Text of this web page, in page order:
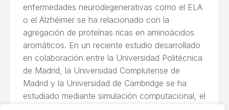
enfermedades neurodegenerativas como el ELA
o el Alzhéimer se ha relacionado con la
agregación de proteínas ricas en aminoácidos
aromáticos. En un reciente estudio desarrollado
en colaboración entre la Universidad Politécnica
de Madrid, la Universidad Complutense de
Madrid y la Universidad de Cambridge se ha
estudiado mediante simulación computacional, el